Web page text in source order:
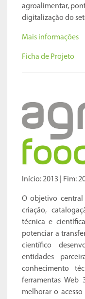
agroalimentar,
digitalização do
Mais informações
Ficha de Projeto
Início: 2013 | Fim:
O objetivo
criação,
técnica e
potenciar a
científico
entidades
conhecimento
ferramentas Web
melhorar o